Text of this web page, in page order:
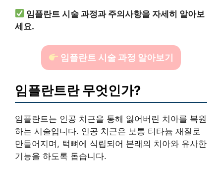
임플란트 시술 과정과 주의사항을 자세히 알아보
세요.
임플란트 시술 과정 알아보기
임플란트란 무엇인가?
임플란트는 인공 치근을 통해 잃어버린 치아를 복원
하는 시술입니다. 인공 치근은 보통 티타늄 재질로
만들어지며, 턱뼈에 식립되어 본래의 치아와 유사한
기능을 하도록 돕습니다.